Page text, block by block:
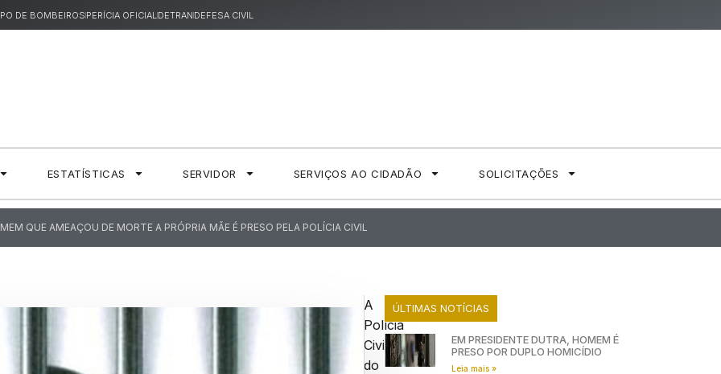
DE BOMBEIROSPERÍCIA OFICIALDETRANDEFESA CIVIL
ESTATÍSTICAS SERVIDOR SERVIÇOS AO CIDADÃO SOLICITAÇÕES
QUE AMEAÇOU DE MORTE A PRÓPRIA MÃE É PRESO PELA POLÍCIA CIVIL
A
Polícia
Civil
do
ÚLTIMAS NOTÍCIAS
EM PRESIDENTE DUTRA, HOMEM É
PRESO POR DUPLO HOMICÍDIO
Leia mais »